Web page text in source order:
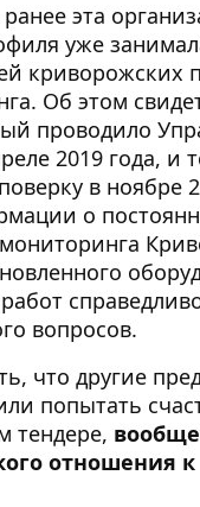
эта
уже
криворожских
Об этом
проводило
2019 года, и
в ноябре
о
вопросов.
что другие
попытать
тендере, вообще
отношения к